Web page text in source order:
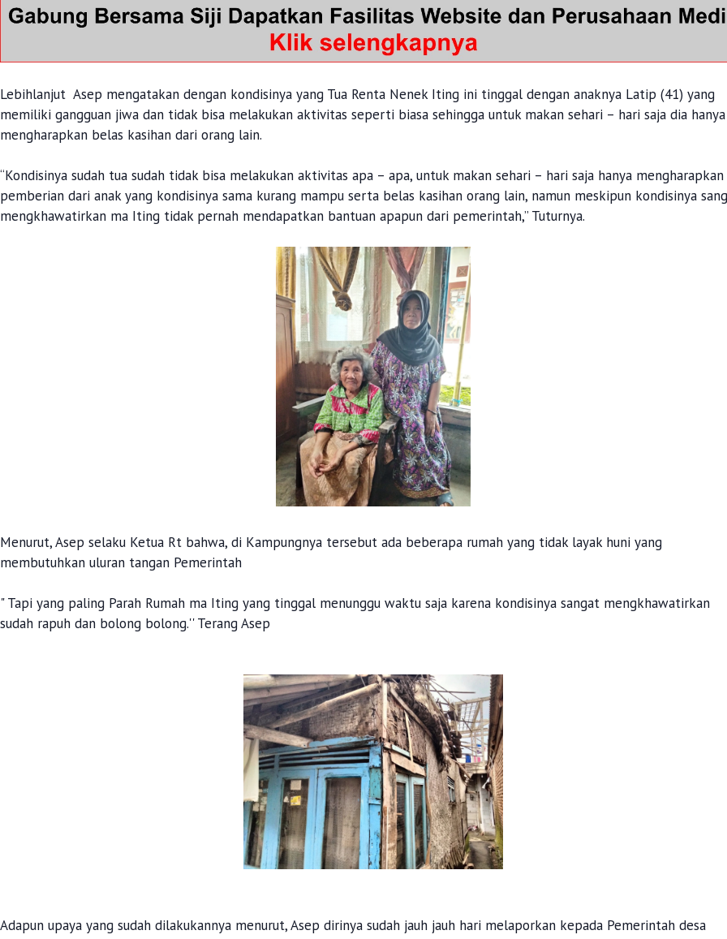
Lebihlanjut Asep mengatakan dengan kondisinya yang Tua Renta Nenek Iting ini tinggal dengan anaknya Latip (41) yang
memiliki gangguan jiwa dan tidak bisa melakukan aktivitas seperti biasa sehingga untuk makan sehari – hari saja dia hanya
mengharapkan belas kasihan dari orang lain.
“Kondisinya sudah tua sudah tidak bisa melakukan aktivitas apa – apa, untuk makan sehari – hari saja hanya mengharapkan
pemberian dari anak yang kondisinya sama kurang mampu serta belas kasihan orang lain, namun meskipun kondisinya
mengkhawatirkan ma Iting tidak pernah mendapatkan bantuan apapun dari pemerintah,” Tuturnya.
Menurut, Asep selaku Ketua Rt bahwa, di Kampungnya tersebut ada beberapa rumah yang tidak layak huni yang
membutuhkan uluran tangan Pemerintah
" Tapi yang paling Parah Rumah ma Iting yang tinggal menunggu waktu saja karena kondisinya sangat mengkhawatirkan
sudah rapuh dan bolong bolong.'' Terang Asep
Adapun upaya yang sudah dilakukannya menurut, Asep dirinya sudah jauh jauh hari melaporkan kepada Pemerintah desa